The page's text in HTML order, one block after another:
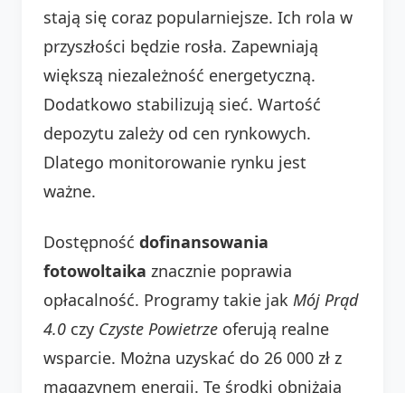
stają się coraz popularniejsze. Ich rola w
przyszłości będzie rosła. Zapewniają
większą niezależność energetyczną.
Dodatkowo stabilizują sieć. Wartość
depozytu zależy od cen rynkowych.
Dlatego monitorowanie rynku jest
ważne.
Dostępność dofinansowania
fotowoltaika znacznie poprawia
opłacalność. Programy takie jak Mój Prąd
4.0 czy Czyste Powietrze oferują realne
wsparcie. Można uzyskać do 26 000 zł z
magazynem energii. Te środki obniżają